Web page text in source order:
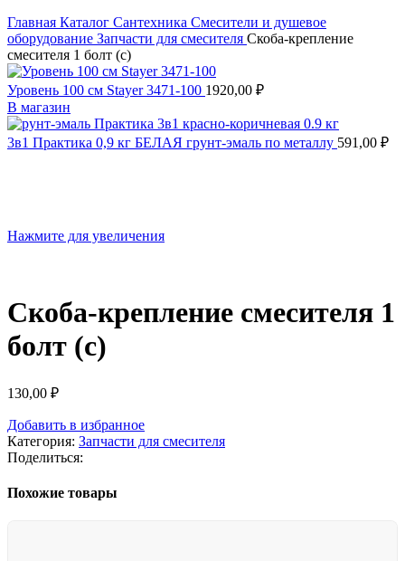
Главная Каталог Сантехника Смесители и душевое
оборудование Запчасти для смесителя Скоба-крепление
смесителя 1 болт (с)
Уровень 100 см Stayer 3471-100 1920,00 ₽
В магазин
3в1 Практика 0,9 кг БЕЛАЯ грунт-эмаль по металлу 591,00 ₽
Нажмите для увеличения
Скоба-крепление смесителя 1
болт (с)
130,00 ₽
Добавить в избранное
Категория: Запчасти для смесителя
Поделиться:
Похожие товары